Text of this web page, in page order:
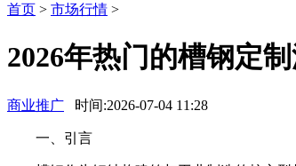
首页 > 市场行情 >
2026年热门的槽钢定
商业推广 时间:2026-07-04 11:28
一、引言